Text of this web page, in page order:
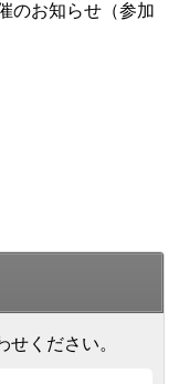
のお知らせ（参加
ください。